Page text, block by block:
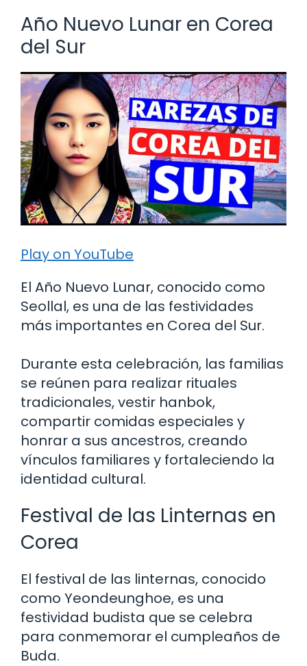
Año Nuevo Lunar en Corea
del Sur
Play on YouTube
El Año Nuevo Lunar, conocido como
Seollal, es una de las festividades
más importantes en Corea del Sur.
Durante esta celebración, las familias
se reúnen para realizar rituales
tradicionales, vestir hanbok,
compartir comidas especiales y
honrar a sus ancestros, creando
vínculos familiares y fortaleciendo la
identidad cultural.
Festival de las Linternas en
Corea
El festival de las linternas, conocido
como Yeondeunghoe, es una
festividad budista que se celebra
para conmemorar el cumpleaños de
Buda.